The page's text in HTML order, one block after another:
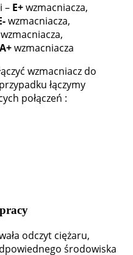
– E+wzmacniacza,
wzmacniacza,
wzmacniacza,
A+wzmacniacza
wzmacniacz do
łączymy
połączeń :
odczyt ciężaru,
środowiska